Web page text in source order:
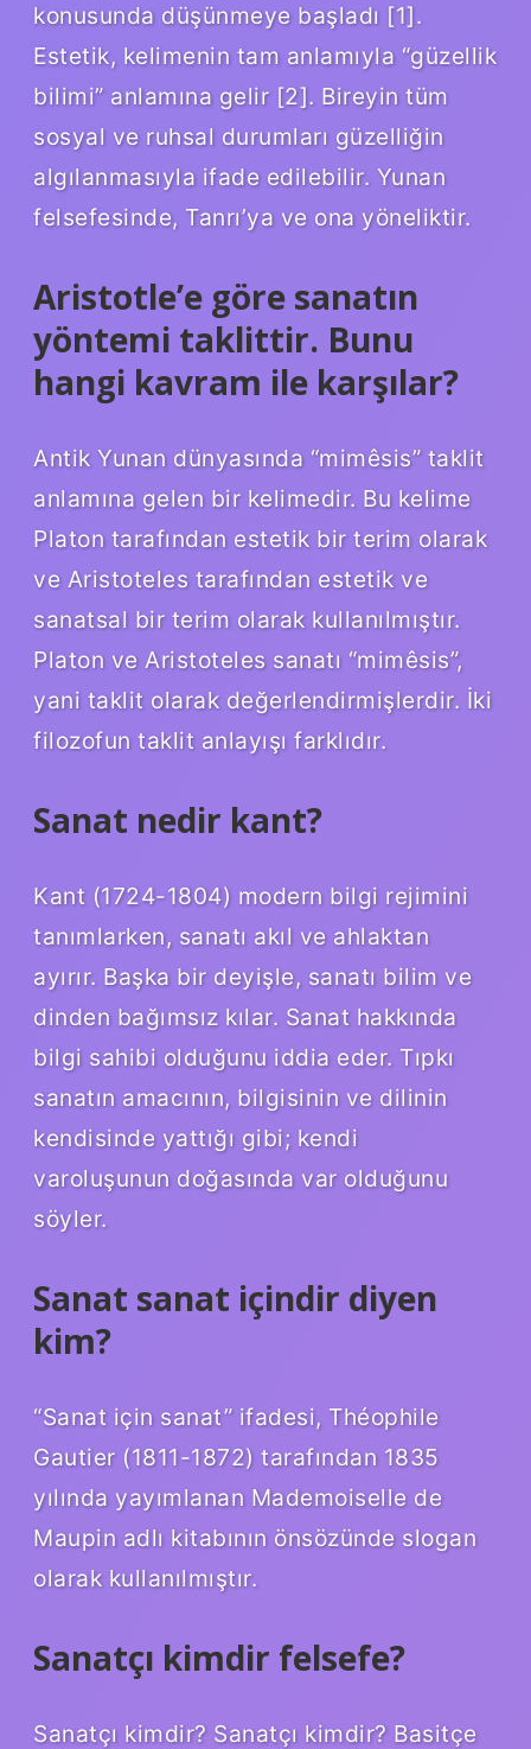
konusunda düşünmeye başladı [1].
Estetik, kelimenin tam anlamıyla “güzellik
bilimi” anlamına gelir [2]. Bireyin tüm
sosyal ve ruhsal durumları güzelliğin
algılanmasıyla ifade edilebilir. Yunan
felsefesinde, Tanrı’ya ve ona yöneliktir.
Aristotle’e göre sanatın
yöntemi taklittir. Bunu
hangi kavram ile karşılar?
Antik Yunan dünyasında “mimêsis” taklit
anlamına gelen bir kelimedir. Bu kelime
Platon tarafından estetik bir terim olarak
ve Aristoteles tarafından estetik ve
sanatsal bir terim olarak kullanılmıştır.
Platon ve Aristoteles sanatı “mimêsis”,
yani taklit olarak değerlendirmişlerdir. İki
filozofun taklit anlayışı farklıdır.
Sanat nedir kant?
Kant (1724-1804) modern bilgi rejimini
tanımlarken, sanatı akıl ve ahlaktan
ayırır. Başka bir deyişle, sanatı bilim ve
dinden bağımsız kılar. Sanat hakkında
bilgi sahibi olduğunu iddia eder. Tıpkı
sanatın amacının, bilgisinin ve dilinin
kendisinde yattığı gibi; kendi
varoluşunun doğasında var olduğunu
söyler.
Sanat sanat içindir diyen
kim?
“Sanat için sanat” ifadesi, Théophile
Gautier (1811-1872) tarafından 1835
yılında yayımlanan Mademoiselle de
Maupin adlı kitabının önsözünde slogan
olarak kullanılmıştır.
Sanatçı kimdir felsefe?
Sanatçı kimdir? Sanatçı kimdir? Basitçe